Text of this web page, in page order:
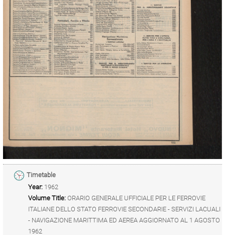
Timetable
Year: 1962
Volume Title: ORARIO GENERALE UFFICIALE PER LE FERROVIE
ITALIANE DELLO STATO FERROVIE SECONDARIE - SERVIZI LACUALI
- NAVIGAZIONE MARITTIMA ED AEREA AGGIORNATO AL 1 AGOSTO
1962